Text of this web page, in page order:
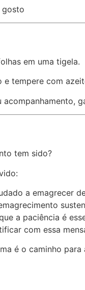
gosto
em uma tigela.
tempere com
tem sido?
a emagrecer
a paciência é
com essa
é o caminho para